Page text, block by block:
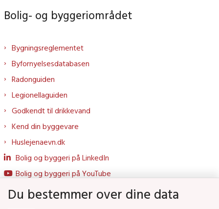
Bolig- og byggeriområdet
Bygningsreglementet
Byfornyelsesdatabasen
Radonguiden
Legionellaguiden
Godkendt til drikkevand
Kend din byggevare
Huslejenaevn.dk
Bolig og byggeri på LinkedIn
Bolig og byggeri på YouTube
Du bestemmer over dine data